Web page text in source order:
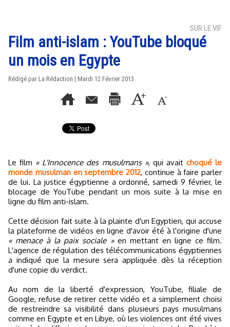
SUR LE VIF
Film anti-islam : YouTube bloqué
un mois en Egypte
Rédigé par La Rédaction | Mardi 12 Février 2013
Le film « L'Innocence des musulmans », qui avait choqué le
monde musulman en septembre 2012, continue à faire parler
de lui. La justice égyptienne a ordonné, samedi 9 février, le
blocage de YouTube pendant un mois suite à la mise en
ligne du film anti-islam.
Cette décision fait suite à la plainte d'un Egyptien, qui accuse
la plateforme de vidéos en ligne d'avoir été à l'origine d'une
« menace à la paix sociale »en mettant en ligne ce film.
L'agence de régulation des télécommunications égyptiennes
a indiqué que la mesure sera appliquée dès la réception
d'une copie du verdict.
Au nom de la liberté d'expression, YouTube, filiale de
Google, refuse de retirer cette vidéo et a simplement choisi
de restreindre sa visibilité dans plusieurs pays musulmans
comme en Egypte et en Libye, où les violences ont été vives